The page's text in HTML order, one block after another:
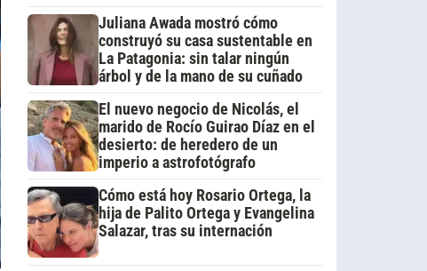
Juliana Awada mostró cómo
construyó su casa sustentable en
La Patagonia: sin talar ningún
árbol y de la mano de su cuñado
El nuevo negocio de Nicolás, el
marido de Rocío Guirao Díaz en el
desierto: de heredero de un
imperio a astrofotógrafo
Cómo está hoy Rosario Ortega, la
hija de Palito Ortega y Evangelina
Salazar, tras su internación